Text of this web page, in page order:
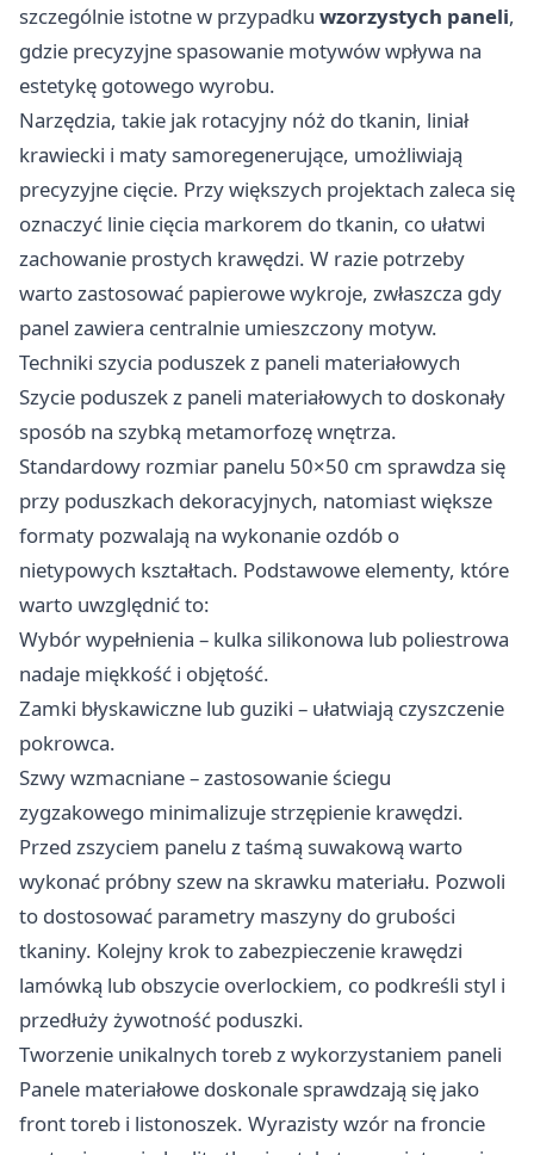
szczególnie istotne w przypadku wzorzystych paneli,
gdzie precyzyjne spasowanie motywów wpływa na
estetykę gotowego wyrobu.
Narzędzia, takie jak rotacyjny nóż do tkanin, liniał
krawiecki i maty samoregenerujące, umożliwiają
precyzyjne cięcie. Przy większych projektach zaleca się
oznaczyć linie cięcia markorem do tkanin, co ułatwi
zachowanie prostych krawędzi. W razie potrzeby
warto zastosować papierowe wykroje, zwłaszcza gdy
panel zawiera centralnie umieszczony motyw.
Techniki szycia poduszek z paneli materiałowych
Szycie poduszek z paneli materiałowych to doskonały
sposób na szybką metamorfozę wnętrza.
Standardowy rozmiar panelu 50×50 cm sprawdza się
przy poduszkach dekoracyjnych, natomiast większe
formaty pozwalają na wykonanie ozdób o
nietypowych kształtach. Podstawowe elementy, które
warto uwzględnić to:
Wybór wypełnienia – kulka silikonowa lub poliestrowa
nadaje miękkość i objętość.
Zamki błyskawiczne lub guziki – ułatwiają czyszczenie
pokrowca.
Szwy wzmacniane – zastosowanie ściegu
zygzakowego minimalizuje strzępienie krawędzi.
Przed zszyciem panelu z taśmą suwakową warto
wykonać próbny szew na skrawku materiału. Pozwoli
to dostosować parametry maszyny do grubości
tkaniny. Kolejny krok to zabezpieczenie krawędzi
lamówką lub obszycie overlockiem, co podkreśli styl i
przedłuży żywotność poduszki.
Tworzenie unikalnych toreb z wykorzystaniem paneli
Panele materiałowe doskonale sprawdzają się jako
front toreb i listonoszek. Wyrazisty wzór na froncie